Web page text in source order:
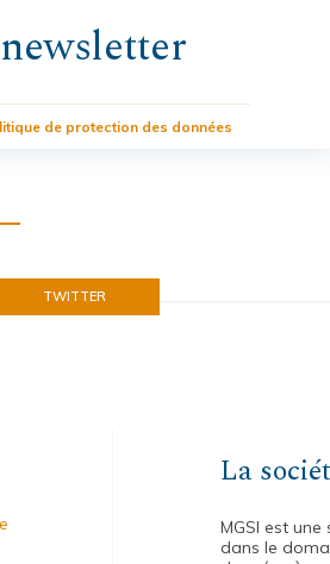
de protection des données
TWITTER
La
MGSI est
dans le